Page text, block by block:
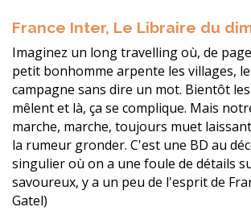
France Inter, Le Libraire du
Imaginez un long travelling où, de
petit bonhomme arpente les villages,
campagne sans dire un mot. Bientôt
mêlent et là, ça se complique. Mais
marche, marche, toujours muet
la rumeur gronder. C'est une BD au
singulier où on a une foule de détails
savoureux, y a un peu de l'esprit de
Gatel)